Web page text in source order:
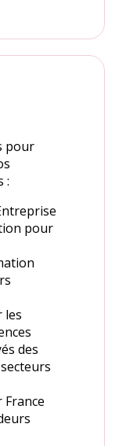
pour
:
pour
les
des